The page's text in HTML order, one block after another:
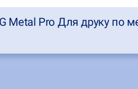
Metal Pro Для друку по